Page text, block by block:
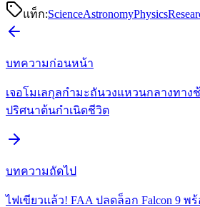
แท็ก:ScienceAstronomyPhysics
บทความก่อนหน้า
เจอโมเลกุลกำมะถันวงแหวนกลางทาง
ปริศนาต้นกำเนิดชีวิต
บทความถัดไป
ไฟเขียวแล้ว! FAA ปลดล็อก Falcon 9 พ